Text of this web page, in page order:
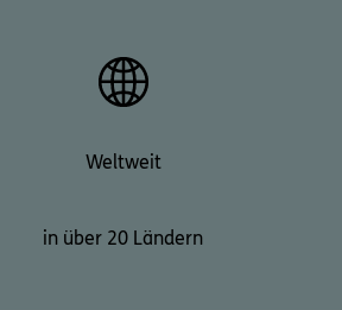
Weltweit
in über 20 Ländern